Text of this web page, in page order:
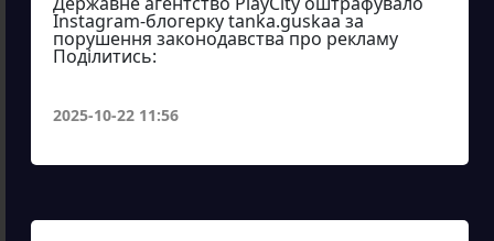
Instagram-блогерку tanka.guskaa за
порушення законодавства про рекламу
Поділитись:
2025-10-22 11:56